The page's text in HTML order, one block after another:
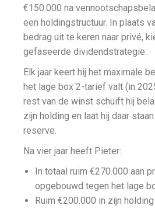
€150.000 na
een holdingstructuur. In plaats
bedrag uit te keren naar privé,
gefaseerde dividendstrategie.
Elk jaar keert hij het maximale
het lage box 2-tarief valt (in
rest van de winst schuift hij
zijn holding en laat hij daar
reserve.
Na vier jaar heeft Pieter:
In totaal ruim €270.000 aan
opgebouwd tegen het lage
Ruim €200.000 in zijn